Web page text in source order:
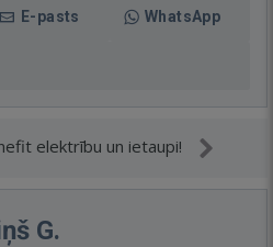
E-pasts WhatsApp
elektrību un ietaupi!
G.